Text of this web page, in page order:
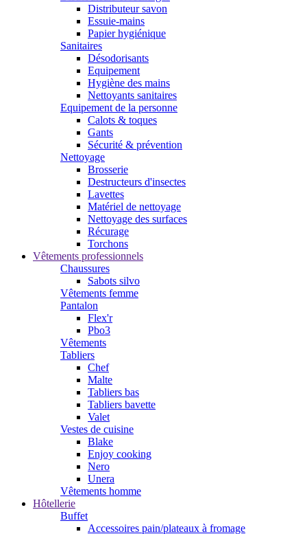
Distributeur savon
Essuie-mains
Papier hygiénique
Sanitaires
Désodorisants
Equipement
Hygiène des mains
Nettoyants sanitaires
Equipement de la personne
Calots & toques
Gants
Sécurité & prévention
Nettoyage
Brosserie
Destructeurs d'insectes
Lavettes
Matériel de nettoyage
Nettoyage des surfaces
Récurage
Torchons
Vêtements professionnels
Chaussures
Sabots silvo
Vêtements femme
Pantalon
Flex'r
Pbo3
Vêtements
Tabliers
Chef
Malte
Tabliers bas
Tabliers bavette
Valet
Vestes de cuisine
Blake
Enjoy cooking
Nero
Unera
Vêtements homme
Hôtellerie
Buffet
Accessoires pain/plateaux à fromage